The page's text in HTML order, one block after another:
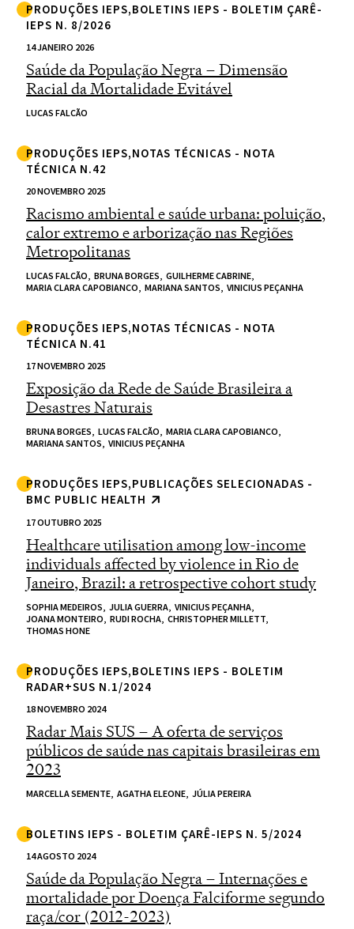
PRODUÇÕES IEPS,BOLETINS IEPS - BOLETIM ÇARÊ-
IEPS N. 8/2026
14 JANEIRO 2026
Saúde da População Negra – Dimensão
Racial da Mortalidade Evitável
LUCAS FALCÃO
PRODUÇÕES IEPS,NOTAS TÉCNICAS - NOTA
TÉCNICA N.42
20 NOVEMBRO 2025
Racismo ambiental e saúde urbana: poluição,
calor extremo e arborização nas Regiões
Metropolitanas
LUCAS FALCÃO, BRUNA BORGES, GUILHERME CABRINE,
MARIA CLARA CAPOBIANCO, MARIANA SANTOS, VINICIUS PEÇANHA
PRODUÇÕES IEPS,NOTAS TÉCNICAS - NOTA
TÉCNICA N.41
17 NOVEMBRO 2025
Exposição da Rede de Saúde Brasileira a
Desastres Naturais
BRUNA BORGES, LUCAS FALCÃO, MARIA CLARA CAPOBIANCO,
MARIANA SANTOS, VINICIUS PEÇANHA
PRODUÇÕES IEPS,PUBLICAÇÕES SELECIONADAS -
BMC PUBLIC HEALTH
17 OUTUBRO 2025
Healthcare utilisation among low-income
individuals affected by violence in Rio de
Janeiro, Brazil: a retrospective cohort study
SOPHIA MEDEIROS, JULIA GUERRA, VINICIUS PEÇANHA,
JOANA MONTEIRO, RUDI ROCHA, CHRISTOPHER MILLETT,
THOMAS HONE
PRODUÇÕES IEPS,BOLETINS IEPS - BOLETIM
RADAR+SUS N.1/2024
18 NOVEMBRO 2024
Radar Mais SUS – A oferta de serviços
públicos de saúde nas capitais brasileiras em
2023
MARCELLA SEMENTE, AGATHA ELEONE, JÚLIA PEREIRA
BOLETINS IEPS - BOLETIM ÇARÊ-IEPS N. 5/2024
14 AGOSTO 2024
Saúde da População Negra – Internações e
mortalidade por Doença Falciforme segundo
raça/cor (2012-2023)